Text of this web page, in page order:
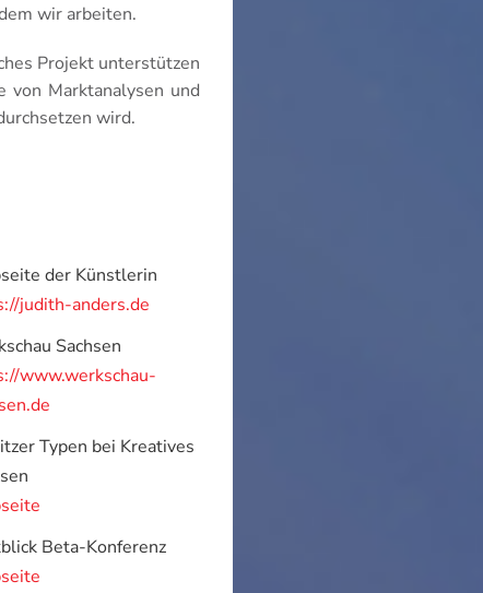
wir arbeiten.
Projekt unterstützen
Marktanalysen und
wird.
der Künstlerin
judith-anders.de
Sachsen
www.werkschau-
Typen bei Kreatives
Beta-Konferenz